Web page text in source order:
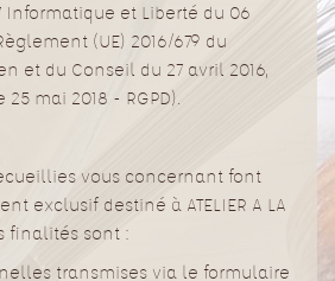
Informatique et Liberté du 06
(UE) 2016/679 du
et du Conseil du 27 avril 2016,
mai 2018 - RGPD).
vous concernant font
exclusif destiné à ATELIER A LA
finalités sont :
transmises via le formulaire